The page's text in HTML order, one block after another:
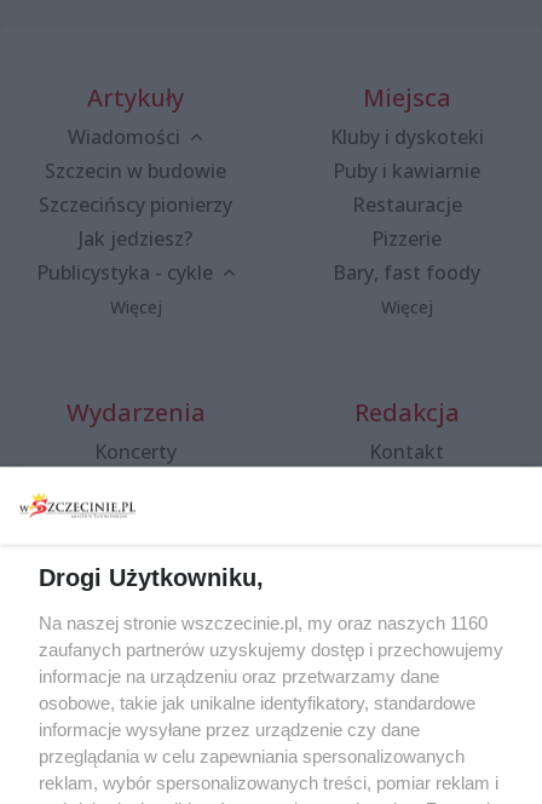
Artykuły
Wiadomości
Szczecin w budowie
Szczecińscy pionierzy
Jak jedziesz?
Publicystyka - cykle
Więcej
Miejsca
Kluby i dyskoteki
Puby i kawiarnie
Restauracje
Pizzerie
Bary, fast foody
Więcej
Wydarzenia
Koncerty
Spacery i oprowadzania
targi
Wernisaże
Więcej
Redakcja
Kontakt
Specjalny koncert z okazji
20. urodzin portalu
wSzczecinie.pl
Regulamin konkursów
śniadaniówka "Hej
Szczecin! Jest piątek!"
Drogi Użytkowniku,
Na naszej stronie wszczecinie.pl, my oraz naszych 1160
zaufanych partnerów uzyskujemy dostęp i przechowujemy
informacje na urządzeniu oraz przetwarzamy dane
osobowe, takie jak unikalne identyfikatory, standardowe
informacje wysyłane przez urządzenie czy dane
przeglądania w celu zapewniania spersonalizowanych
reklam, wybór spersonalizowanych treści, pomiar reklam i